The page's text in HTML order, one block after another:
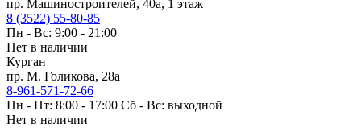
пр. Машиностроителей, 40а, 1 этаж
8 (3522) 55-80-85
Пн - Вс: 9:00 - 21:00
Нет в наличии
Курган
пр. М. Голикова, 28а
8-961-571-72-66
Пн - Пт: 8:00 - 17:00 Сб - Вс: выходной
Нет в наличии